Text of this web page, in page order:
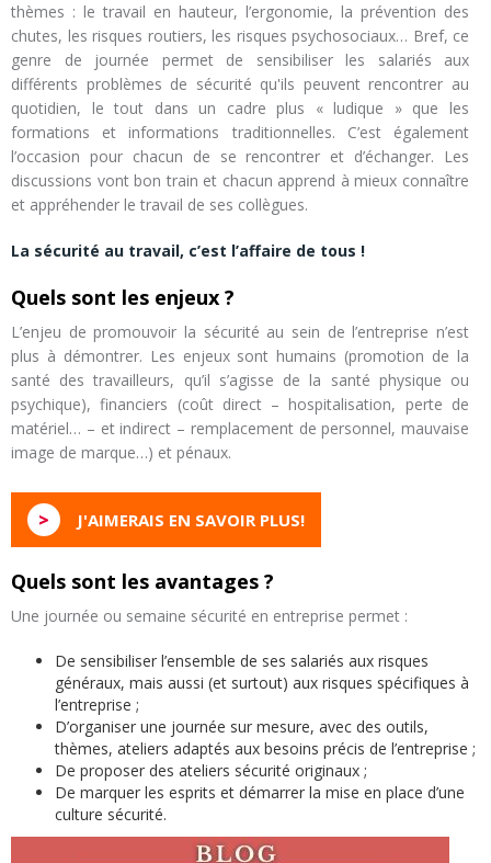
thèmes : le travail en hauteur, l’ergonomie, la prévention des
chutes, les risques routiers, les risques psychosociaux… Bref, ce
genre de journée permet de sensibiliser les salariés aux
différents problèmes de sécurité qu'ils peuvent rencontrer au
quotidien, le tout dans un cadre plus « ludique » que les
formations et informations traditionnelles. C’est également
l’occasion pour chacun de se rencontrer et d’échanger. Les
discussions vont bon train et chacun apprend à mieux connaître
et appréhender le travail de ses collègues.
La sécurité au travail, c’est l’affaire de tous !
Quels sont les enjeux ?
L’enjeu de promouvoir la sécurité au sein de l’entreprise n’est
plus à démontrer. Les enjeux sont humains (promotion de la
santé des travailleurs, qu’il s’agisse de la santé physique ou
psychique), financiers (coût direct – hospitalisation, perte de
matériel… – et indirect – remplacement de personnel, mauvaise
image de marque…) et pénaux.
> J'AIMERAIS EN SAVOIR PLUS!
Quels sont les avantages ?
Une journée ou semaine sécurité en entreprise permet :
De sensibiliser l’ensemble de ses salariés aux risques
généraux, mais aussi (et surtout) aux risques spécifiques à
l’entreprise ;
D’organiser une journée sur mesure, avec des outils,
thèmes, ateliers adaptés aux besoins précis de l’entreprise ;
De proposer des ateliers sécurité originaux ;
De marquer les esprits et démarrer la mise en place d’une
culture sécurité.